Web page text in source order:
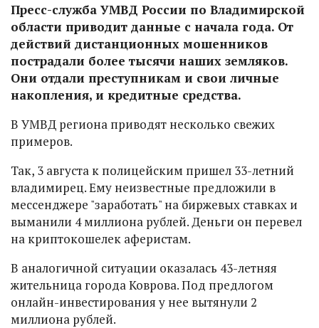
Пресс-служба УМВД России по Владимирской
области приводит данные с начала года. От
действий дистанционных мошенников
пострадали более тысячи наших земляков.
Они отдали преступникам и свои личные
накопления, и кредитные средства.
В УМВД региона приводят несколько свежих
примеров.
Так, 3 августа к полицейским пришел 33-летний
владимирец. Ему неизвестные предложили в
мессенджере "заработать" на биржевых ставках и
выманили 4 миллиона рублей. Деньги он перевел
на криптокошелек аферистам.
В аналогичной ситуации оказалась 43-летняя
жительница города Коврова. Под предлогом
онлайн-инвестирования у нее вытянули 2
миллиона рублей.